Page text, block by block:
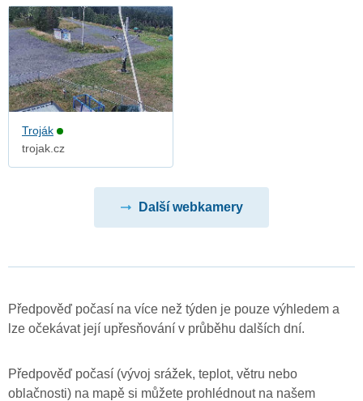
Troják
trojak.cz
Další webkamery
Předpověď počasí na více než týden je pouze výhledem a
lze očekávat její upřesňování v průběhu dalších dní.
Předpověď počasí (vývoj srážek, teplot, větru nebo
oblačnosti) na mapě si můžete prohlédnout na našem